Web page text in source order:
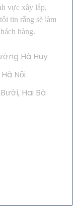
vực xây lắp,
tin rằng sẽ làm
hàng.
Hà Huy
Nội
Hai Bà